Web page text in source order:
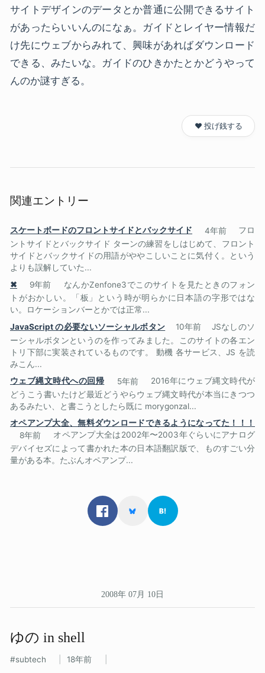
サイトデザインのデータとか普通に公開できるサイト
があったらいいんのになぁ。ガイドとレイヤー情報だ
け先にウェブからみれて、興味があればダウンロード
できる、みたいな。ガイドのひきかたとかどうやって
んのか謎すぎる。
❤️ 投げ銭する
関連エントリー
スケートボードのフロントサイドとバックサイド 4年前
フロ
ントサイドとバックサイド ターンの練習をしはじめて、フロント
サイドとバックサイドの用語がややこしいことに気付く。という
よりも誤解していた...
✖
9年前
なんかZenfone3でこのサイトを見たときのフォン
トがおかしい。「板」という時が明らかに日本語の字形ではな
い。ロケーションバーとかでは正常...
JavaScript の必要ないソーシャルボタン
10年前
JSなしのソ
ーシャルボタンというのを作ってみました。このサイトの各エン
トリ下部に実装されているものです。 動機 各サービス、JS を読
みこん...
ウェブ縄文時代への回帰
5年前
2016年にウェブ縄文時代が
どうこう書いたけど最近どうやらウェブ縄文時代が本当にきつつ
あるみたい、と書こうとしたら既に morygonzal...
オペアンプ大全、無料ダウンロードできるようになってた！！！
8年前
オペアンプ大全は2002年〜2003年ぐらいにアナログ
デバイセズによって書かれた本の日本語翻訳版で、ものすごい分
量がある本。たぶんオペアンプ...
2008年 07月 10日
ゆの​ in shell
subtech 18年前